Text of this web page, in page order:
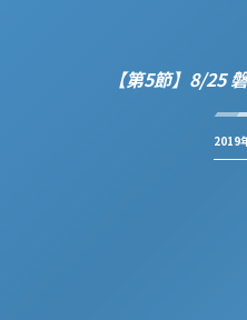
【第5節】8/25
2019